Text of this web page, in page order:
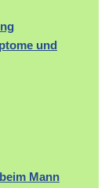
und
Mann